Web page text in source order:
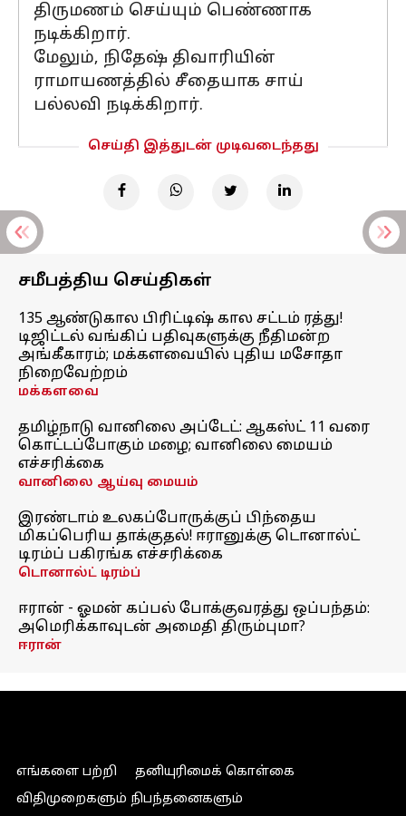
திருமணம் செய்யும் பெண்ணாக
நடிக்கிறார்.
மேலும், நிதேஷ் திவாரியின்
ராமாயணத்தில் சீதையாக சாய்
பல்லவி நடிக்கிறார்.
செய்தி இத்துடன் முடிவடைந்தது
சமீபத்திய செய்திகள்
135 ஆண்டுகால பிரிட்டிஷ் கால சட்டம் ரத்து!
டிஜிட்டல் வங்கிப் பதிவுகளுக்கு நீதிமன்ற
அங்கீகாரம்; மக்களவையில் புதிய மசோதா
நிறைவேற்றம்
மக்களவை
தமிழ்நாடு வானிலை அப்டேட்: ஆகஸ்ட் 11 வரை
கொட்டப்போகும் மழை; வானிலை மையம்
எச்சரிக்கை
வானிலை ஆய்வு மையம்
இரண்டாம் உலகப்போருக்குப் பிந்தைய
மிகப்பெரிய தாக்குதல்! ஈரானுக்கு டொனால்ட்
டிரம்ப் பகிரங்க எச்சரிக்கை
டொனால்ட் டிரம்ப்
ஈரான் - ஓமன் கப்பல் போக்குவரத்து ஒப்பந்தம்:
அமெரிக்காவுடன் அமைதி திரும்புமா?
ஈரான்
எங்களை பற்றி
தனியுரிமைக் கொள்கை
விதிமுறைகளும் நிபந்தனைகளும்